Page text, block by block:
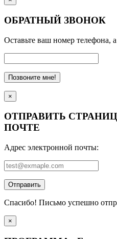
ОБРАТНЫЙ ЗВОНОК
Оставьте ваш номер телефона,
Позвоните мне!
×
ОТПРАВИТЬ
ПОЧТЕ
Адрес электронной почты:
Отправить
Спасибо! Письмо успешно
×